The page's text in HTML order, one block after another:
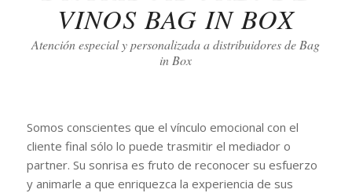
VINOS BAG IN BOX
Atención especial y personalizada a distribuidores de Bag
in Box
Somos conscientes que el vínculo emocional con el
cliente final sólo lo puede trasmitir el mediador o
partner. Su sonrisa es fruto de reconocer su esfuerzo
y animarle a que enriquezca la experiencia de sus